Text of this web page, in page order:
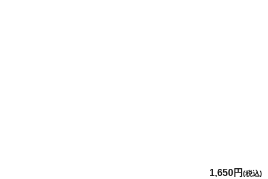
1,650円 (税込)